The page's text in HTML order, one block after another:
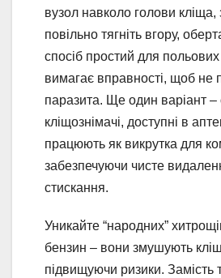
вузол навколо голови кліща,
повільно тягніть вгору,
спосіб простий для
вимагає вправності, щоб не
паразита. Ще один варіант –
кліщознімачі, доступні в
працюють як викрутка для
забезпечуючи чисте
стискання.
Уникайте “народних”
бензин – вони змушують
підвищуючи ризики. Замість